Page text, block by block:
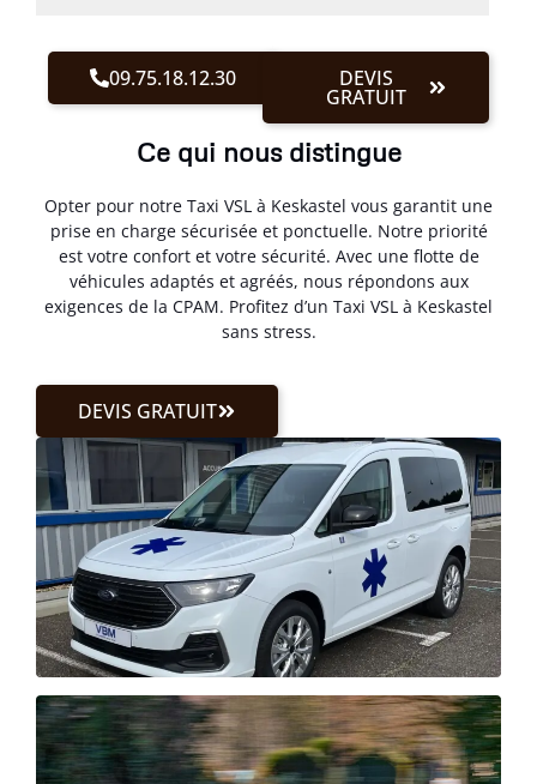
09.75.18.12.30 DEVIS
GRATUIT
Ce qui nous distingue
Opter pour notre Taxi VSL à Keskastel vous garantit une
prise en charge sécurisée et ponctuelle. Notre priorité
est votre confort et votre sécurité. Avec une flotte de
véhicules adaptés et agréés, nous répondons aux
exigences de la CPAM. Profitez d’un Taxi VSL à Keskastel
sans stress.
DEVIS GRATUIT